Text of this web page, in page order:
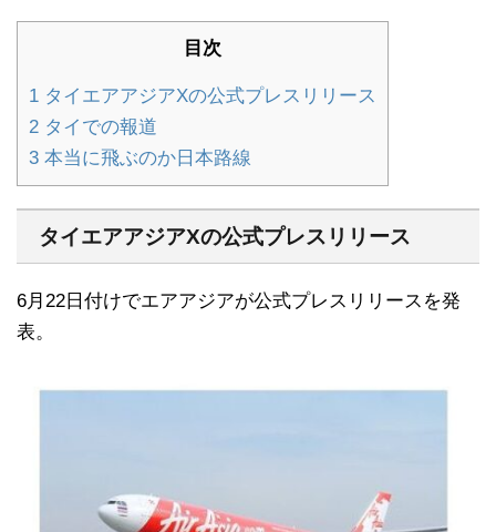
目次
1 タイエアアジアXの公式プレスリリース
2 タイでの報道
3 本当に飛ぶのか日本路線
タイエアアジアXの公式プレスリリース
6月22日付けでエアアジアが公式プレスリリースを発
表。